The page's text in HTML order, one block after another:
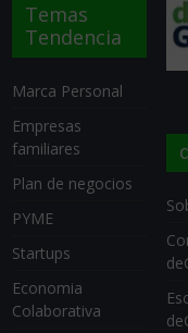
Temas
Tendencia
Marca Personal
Empresas
familiares
Plan de negocios
PYME
Startups
Economia
Colaborativa